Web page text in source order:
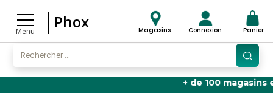
Menu
Phox Magasins Connexion Panier
+ de 100 magasins en